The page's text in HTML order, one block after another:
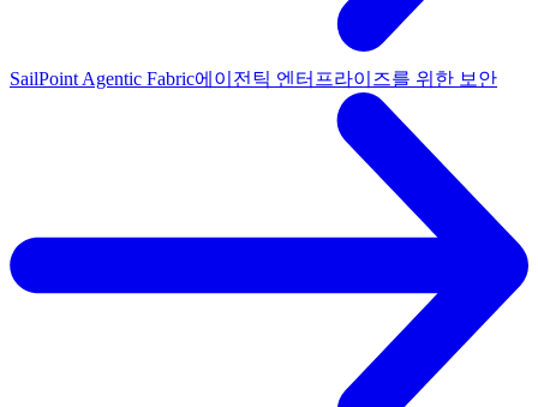
SailPoint Agentic Fabric에이전틱 엔터프라이즈를 위한 보안